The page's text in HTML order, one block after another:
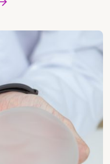
Vedi i corsi